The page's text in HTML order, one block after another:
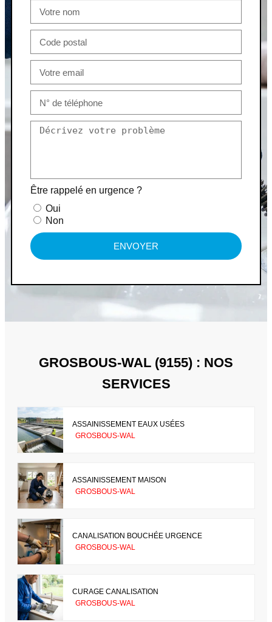
Être rappelé en urgence ?
Oui
Non
ENVOYER
GROSBOUS-WAL (9155) : NOS
SERVICES
ASSAINISSEMENT EAUX USÉES
GROSBOUS-WAL
ASSAINISSEMENT MAISON
GROSBOUS-WAL
CANALISATION BOUCHÉE URGENCE
GROSBOUS-WAL
CURAGE CANALISATION
GROSBOUS-WAL